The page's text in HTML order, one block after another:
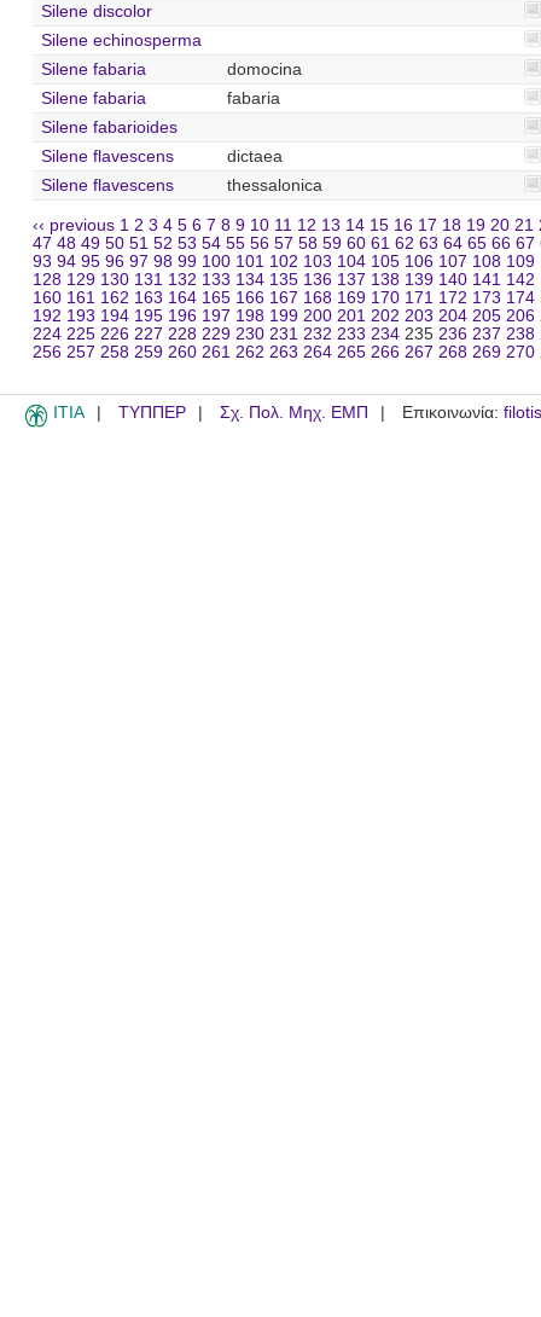
Silene discolor
Silene echinosperma
Silene fabaria
domocina
Silene fabaria
fabaria
Silene fabarioides
Silene flavescens
dictaea
Silene flavescens
thessalonica
‹‹ previous 1 2 3 4 5 6 7 8 9 10 11 12 13 14 15 16 17 18 19 20 21
47 48 49 50 51 52 53 54 55 56 57 58 59 60 61 62 63 64 65 66 67
93 94 95 96 97 98 99 100 101 102 103 104 105 106 107 108 109
128 129 130 131 132 133 134 135 136 137 138 139 140 141 142
160 161 162 163 164 165 166 167 168 169 170 171 172 173 174
192 193 194 195 196 197 198 199 200 201 202 203 204 205 206
224 225 226 227 228 229 230 231 232 233 234 235 236 237 238
256 257 258 259 260 261 262 263 264 265 266 267 268 269 270
ITIA ΤΥΠΠΕΡ Σχ. Πολ. Μηχ. ΕΜΠ Επικοινωνία: